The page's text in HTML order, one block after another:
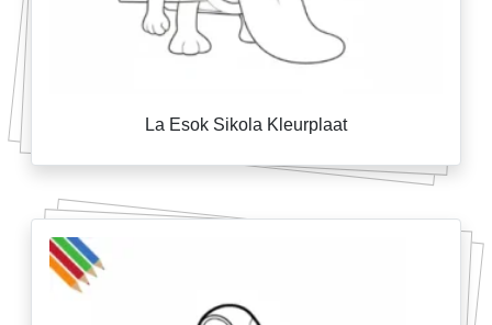
La Esok Sikola Kleurplaat